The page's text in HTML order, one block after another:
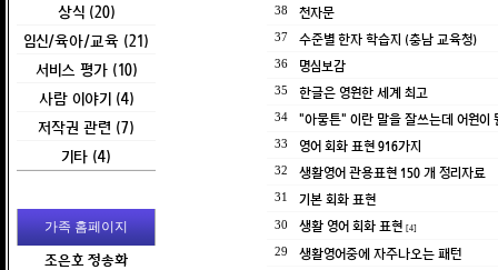
상식 (20)
임신/육아/교육 (21)
서비스 평가 (10)
사람 이야기 (4)
저작권 관련 (7)
기타 (4)
가족 홈페이지
조은호 정송화
38 천자문
37 수준별 한자 학습지 (충남 교육청)
36 명심보감
35 한글은 영원한 세계 최고
34 "아뭏튼" 이란 말을 잘쓰는데 어원이
33 영어 회화 표현 916가지
32 생활영어 관용표현 150 개 정리자료
31 기본 회화 표현
30 생활 영어 회화 표현 [4]
29 생활영어중에 자주나오는 패턴